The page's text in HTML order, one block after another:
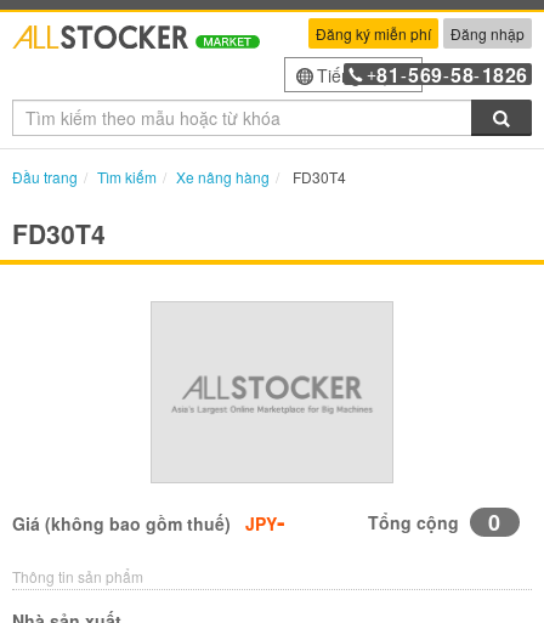
Đăng ký miễn phí Đăng nhập
Tiếng Việt
+81 -569-58-1826
Đầu trang Tìm kiếm Xe nâng hàng FD30T4
FD30T4
Giá (không bao gồm thuế) JPY- Tổng cộng 0
Thông tin sản phẩm